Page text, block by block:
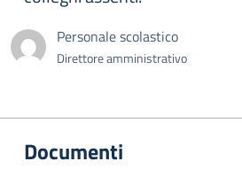
Personale scolastico
Direttore amministrativo
Documenti